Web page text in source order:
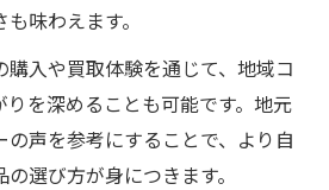
味わえます。
購入や買取体験を通じて、地域コ
りを深めることも可能です。地元
声を参考にすることで、より自
選び方が身につきます。